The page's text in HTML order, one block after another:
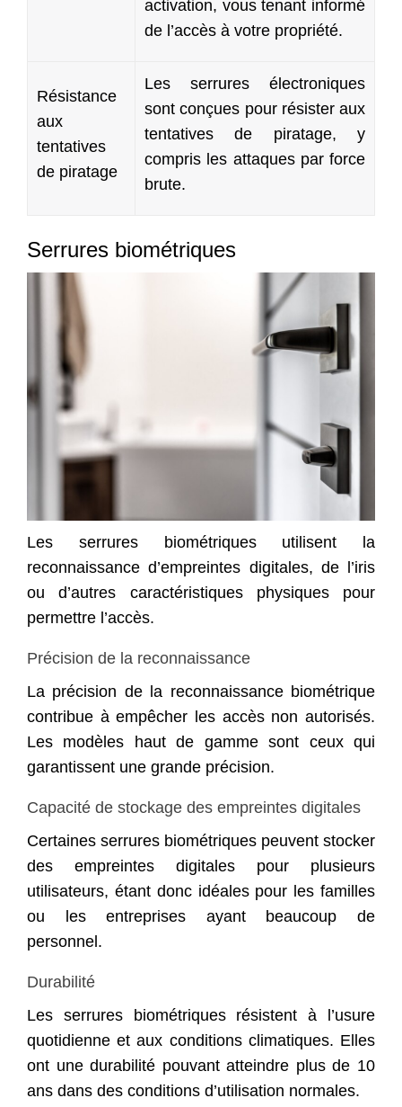
activation, vous tenant informé
de l’accès à votre propriété.
Résistance
aux
tentatives
de piratage
Les serrures électroniques
sont conçues pour résister aux
tentatives de piratage, y
compris les attaques par force
brute.
Serrures biométriques
Les serrures biométriques utilisent la
reconnaissance d’empreintes digitales, de l’iris
ou d’autres caractéristiques physiques pour
permettre l’accès.
Précision de la reconnaissance
La précision de la reconnaissance biométrique
contribue à empêcher les accès non autorisés.
Les modèles haut de gamme sont ceux qui
garantissent une grande précision.
Capacité de stockage des empreintes digitales
Certaines serrures biométriques peuvent stocker
des empreintes digitales pour plusieurs
utilisateurs, étant donc idéales pour les familles
ou les entreprises ayant beaucoup de
personnel.
Durabilité
Les serrures biométriques résistent à l’usure
quotidienne et aux conditions climatiques. Elles
ont une durabilité pouvant atteindre plus de 10
ans dans des conditions d’utilisation normales.